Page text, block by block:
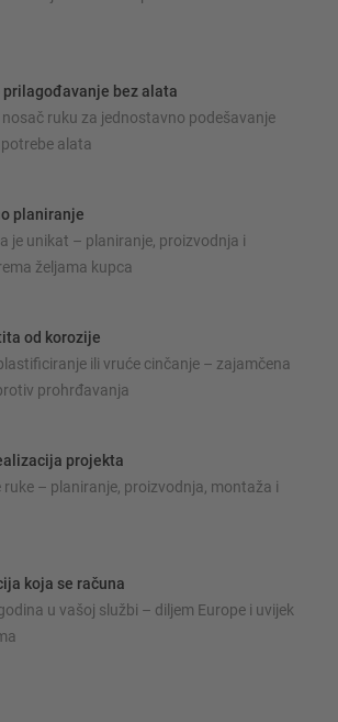
bez alata
ruku za jednostavno podešavanje
alata
planiranje
je unikat – planiranje, proizvodnja i
željama kupca
od korozije
ili vruće cinčanje – zajamčena
prohrđavanja
projekta
ruke – planiranje, proizvodnja, montaža i
koja se računa
u vašoj službi – diljem Europe i uvijek